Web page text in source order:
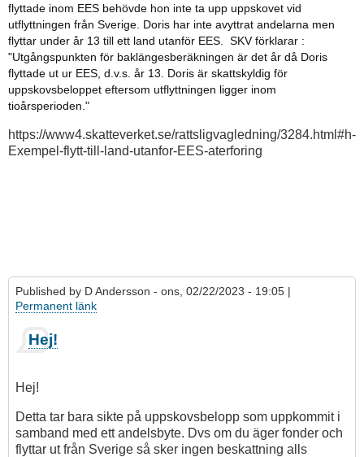
flyttade inom EES behövde hon inte ta upp uppskovet vid
utflyttningen från Sverige. Doris har inte avyttrat andelarna men
flyttar under år 13 till ett land utanför EES. SKV förklarar :
"Utgångspunkten för baklängesberäkningen är det år då Doris
flyttade ut ur EES, d.v.s. år 13. Doris är skattskyldig för
uppskovsbeloppet eftersom utflyttningen ligger inom
tioårsperioden."
https://www4.skatteverket.se/rattsligvagledning/3284.html#h-
Exempel-flytt-till-land-utanfor-EES-aterforing
Published by D Andersson - ons, 02/22/2023 - 19:05 |
Permanent länk
Hej!
Hej!
Detta tar bara sikte på uppskovsbelopp som uppkommit i
samband med ett andelsbyte. Dvs om du äger fonder och
flyttar ut från Sverige så sker ingen beskattning alls